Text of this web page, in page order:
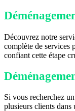
Découvrez notre
complète de services
confiant cette étape
Si vous recherchez
plusieurs clients dans